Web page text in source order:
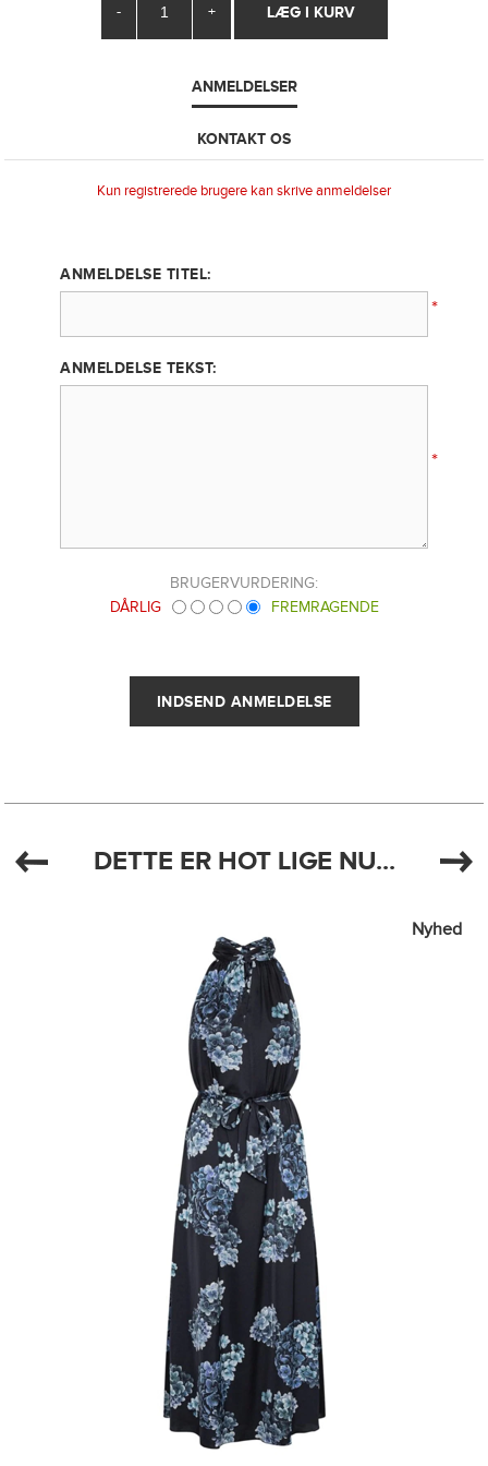
- +
ANMELDELSER
KONTAKT OS
Kun registrerede brugere kan skrive anmeldelser
ANMELDELSE TITEL:
*
ANMELDELSE TEKST:
*
BRUGERVURDERING:
DÅRLIG
FREMRAGENDE
DETTE ER HOT LIGE NU...